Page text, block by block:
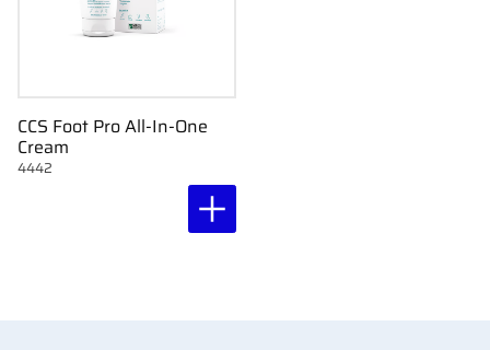
CCS Foot Pro All-In-One
Cream
4442